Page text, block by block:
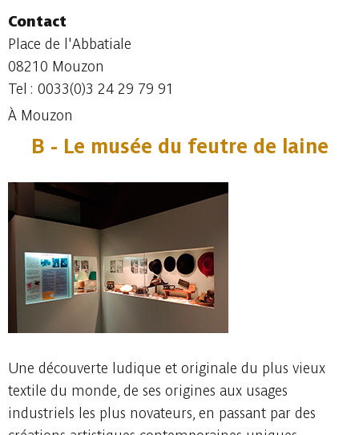
Contact
Place de l'Abbatiale
08210 Mouzon
Tel : 0033(0)3 24 29 79 91
À Mouzon
B - Le musée du feutre de laine
Une découverte ludique et originale du plus vieux
textile du monde, de ses origines aux usages
industriels les plus novateurs, en passant par des